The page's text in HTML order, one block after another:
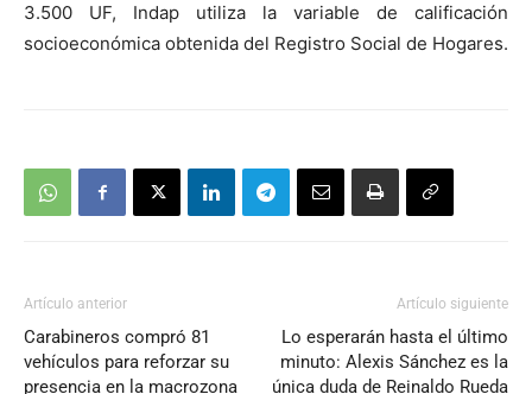
3.500 UF, Indap utiliza la variable de calificación
socioeconómica obtenida del Registro Social de Hogares.
Artículo anterior
Carabineros compró 81
vehículos para reforzar su
presencia en la macrozona
Artículo siguiente
Lo esperarán hasta el último
minuto: Alexis Sánchez es la
única duda de Reinaldo Rueda